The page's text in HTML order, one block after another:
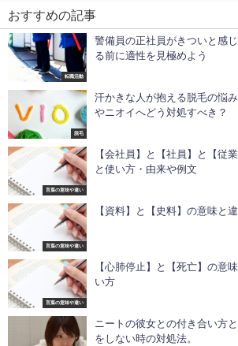
おすすめの記事
転職活動
警備員の正社員がきついと感
る前に適性を見極めよう
脱毛
汗かきな人が抱える脱毛の悩
やニオイへどう対処すべき？
言葉の意味や違い
【会社員】と【社員】と【従
と使い方・由来や例文
言葉の意味や違い
【資料】と【史料】の意味と
言葉の意味や違い
【心肺停止】と【死亡】の意
い方
ニートの彼女との付き合い方
をしない時の対処法。